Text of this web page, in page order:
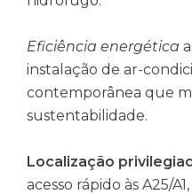
Eficiência energética
instalação de ar-
contemporânea que
sustentabilidade.
Localização
acesso rápido às A25/